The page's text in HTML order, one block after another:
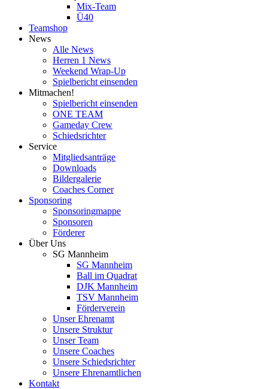
Mix-Team
Ü40
Teamshop
News
Alle News
Herren 1 News
Weekend Wrap-Up
Spielbericht einsenden
Mitmachen!
Spielbericht einsenden
ONE TEAM
Gameday Crew
Schiedsrichter
Service
Mitgliedsanträge
Downloads
Bildergalerie
Coaches Corner
Sponsoring
Sponsoringmappe
Sponsoren
Förderer
Über Uns
SG Mannheim
SG Mannheim
Ball im Quadrat
DJK Mannheim
TSV Mannheim
Förderverein
Unser Ehrenamt
Unsere Struktur
Unser Team
Unsere Coaches
Unsere Schiedsrichter
Unsere Ehrenamtlichen
Kontakt